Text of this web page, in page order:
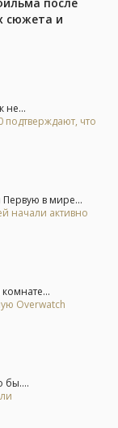
после
сюжета и
не...
подтверждают, что
Первую в мире...
начали активно
Overwatch
бы....